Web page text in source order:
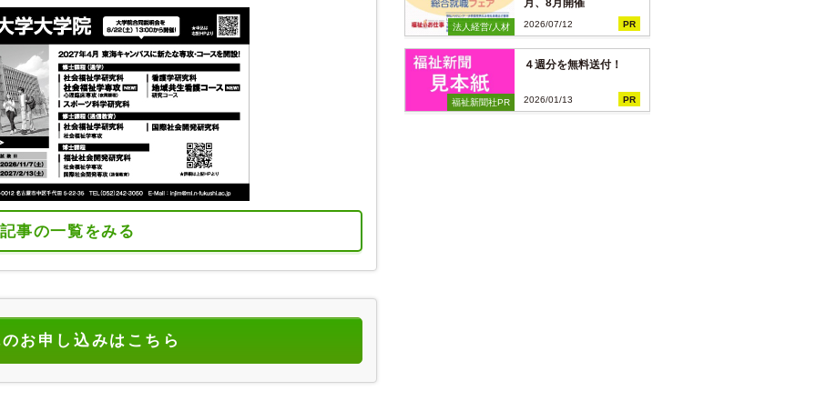
記事の一覧をみる
お申し込みはこちら
法人経営/人材 2026/07/12 PR
福祉新聞社PR
４週分を無料送付！
2026/01/13 PR